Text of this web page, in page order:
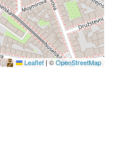
Leaflet|©OpenStreetMap